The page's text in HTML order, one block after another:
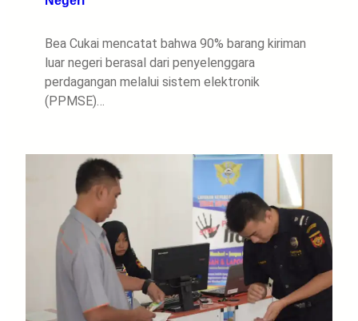
Bea Cukai mencatat bahwa 90% barang kiriman
luar negeri berasal dari penyelenggara
perdagangan melalui sistem elektronik
(PPMSE)…